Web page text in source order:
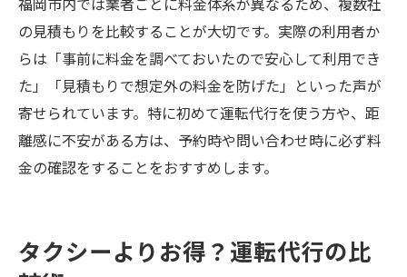
の見積もりを比較することが大切です。実際の利用者か
らは「事前に料金を調べておいたので安心して利用でき
た」「見積もりで想定外の料金を防げた」といった声が
寄せられています。特に初めて運転代行を使う方や、距
離感に不安がある方は、予約時や問い合わせ時に必ず料
金の確認をすることをおすすめします。
タクシーよりお得？運転代行の比